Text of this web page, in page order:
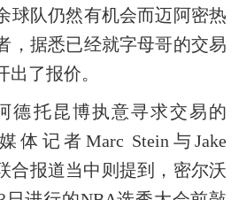
球队仍然有机会而迈阿密热
，据悉已经就字母哥的交易
了报价。
德托昆博执意寻求交易的
体记者Marc Stein与Jake
合报道当中则提到，密尔沃